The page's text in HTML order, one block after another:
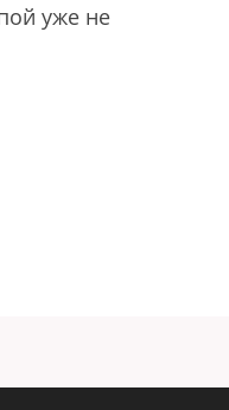
уже не